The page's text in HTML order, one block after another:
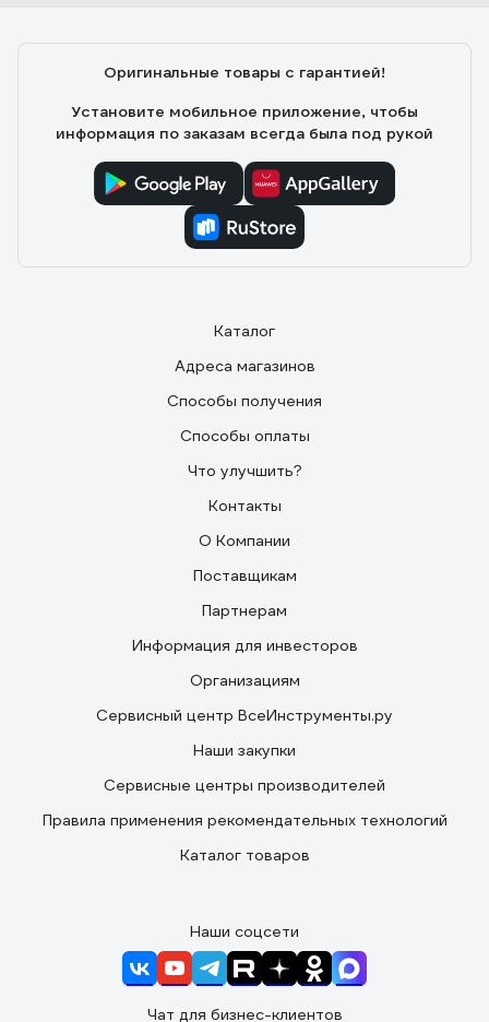
Оригинальные товары с гарантией!
Установите мобильное приложение, чтобы
информация по заказам всегда была под рукой
Каталог
Адреса магазинов
Способы получения
Способы оплаты
Что улучшить?
Контакты
О Компании
Поставщикам
Партнерам
Информация для инвесторов
Организациям
Сервисный центр ВсеИнструменты.ру
Наши закупки
Сервисные центры производителей
Правила применения рекомендательных технологий
Каталог товаров
Наши соцсети
Чат для бизнес-клиентов